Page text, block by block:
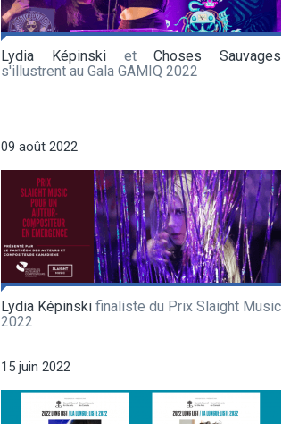
Lydia KépinskietChoses Sauvages
s'illustrent au Gala GAMIQ 2022
09 août 2022
Lydia Képinski finaliste du Prix Slaight Music
2022
15 juin 2022